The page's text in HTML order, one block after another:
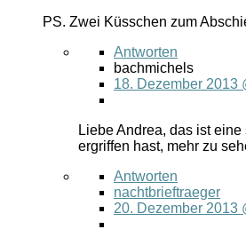
PS. Zwei Küsschen zum
Antworten
bachmichels
18. Dezember 2013
Liebe Andrea, das ist
ergriffen hast, mehr zu
Antworten
nachtbrieftraeger
20. Dezember 2013